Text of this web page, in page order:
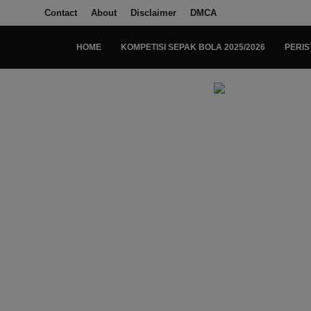
Contact About Disclaimer DMCA
HOME KOMPETISI SEPAK BOLA 2025/2026